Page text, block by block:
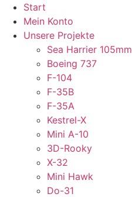
Zum
Inhalt
wechseln
Start
Mein Konto
Unsere Projekte
Sea Harrier 105mm
Boeing 737
F-104
F-35B
F-35A
Kestrel-X
Mini A-10
3D-Rooky
X-32
Mini Hawk
Do-31